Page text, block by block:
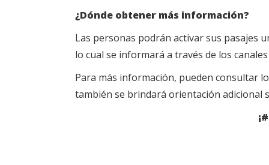
¿Dónde obtener más información?
Las personas podrán activar sus pasajes
lo cual se informará a través de los
Para más información, pueden consultar
también se brindará orientación adicional